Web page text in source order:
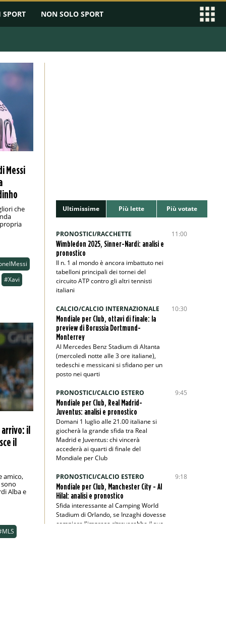
SPORT NON SOLO SPORT
Messi
che
#Xavi
arrivo: il
il
amico,
Alba e
Ultimissime Più lette Più votate
PRONOSTICI/RACCHETTE
Wimbledon 2025, Sinner-Nardi: analisi e
pronostico
Il n. 1 al mondo è ancora imbattuto nei
tabelloni principali dei tornei del
circuito ATP contro gli altri tennisti
italiani
11:00
CALCIO/CALCIO INTERNAZIONALE
Mondiale per Club, ottavi di finale: la
preview di Borussia Dortmund-
Monterrey
Al Mercedes Benz Stadium di Altanta
(mercoledì notte alle 3 ore italiane),
tedeschi e messicani si sfidano per un
posto nei quarti
10:30
PRONOSTICI/CALCIO ESTERO
Mondiale per Club, Real Madrid-
Juventus: analisi e pronostico
Domani 1 luglio alle 21.00 italiane si
giocherà la grande sfida tra Real
Madrid e Juventus: chi vincerà
accederà ai quarti di finale del
Mondiale per Club
9:45
PRONOSTICI/CALCIO ESTERO
Mondiale per Club, Manchester City - Al
Hilal: analisi e pronostico
Sfida interessante al Camping World
Stadium di Orlando, se Inzaghi dovesse
compiere l'impresa ritroverebbe il suo
9:18